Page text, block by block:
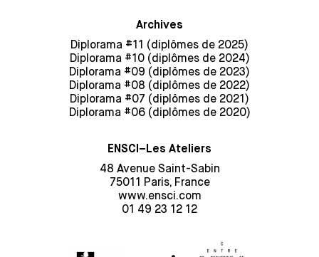
Archives
Diplorama #11 (diplômes de 2025)
Diplorama #10 (diplômes de 2024)
Diplorama #09 (diplômes de 2023)
Diplorama #08 (diplômes de 2022)
Diplorama #07 (diplômes de 2021)
Diplorama #06 (diplômes de 2020)
ENSCI–Les Ateliers
48 Avenue Saint-Sabin
75011 Paris, France
www.ensci.com
01 49 23 12 12